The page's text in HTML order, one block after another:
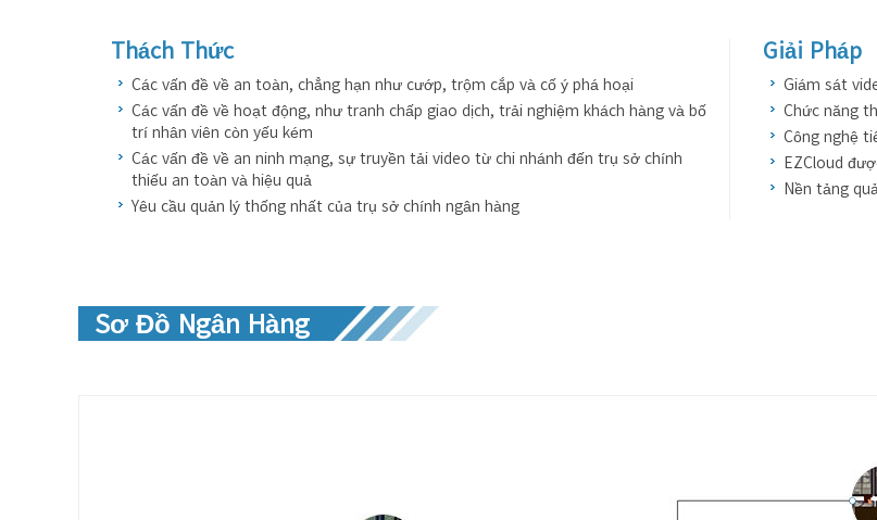
Thách Thức
Các vấn đề về an toàn, chẳng hạn như cướp, trộm cắp và cố ý phá hoại
Các vấn đề về hoạt động, như tranh chấp giao dịch, trải nghiệm khách hàng và bố
trí nhân viên còn yếu kém
Các vấn đề về an ninh mạng, sự truyền tải video từ chi nhánh đến trụ sở chính
thiếu an toàn và hiệu quả
Yêu cầu quản lý thống nhất của trụ sở chính ngân hàng
Giải Pháp
Giám sát
Chức năng
Công nghệ
EZCloud
Nền tảng
Sơ Đồ Ngân Hàng